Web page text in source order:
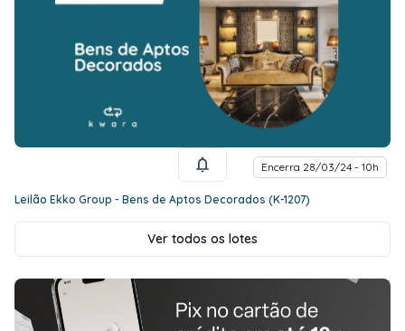
Encerra 28/03/24 - 10h
Leilão Ekko Group - Bens de Aptos Decorados (K-1207)
Ver todos os lotes